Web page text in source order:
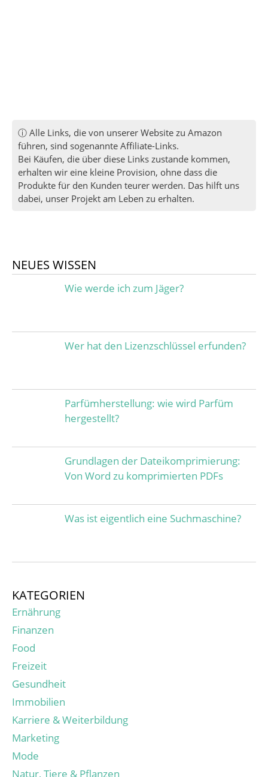
ⓘ Alle Links, die von unserer Website zu Amazon
führen, sind sogenannte Affiliate-Links.
Bei Käufen, die über diese Links zustande kommen,
erhalten wir eine kleine Provision, ohne dass die
Produkte für den Kunden teurer werden. Das hilft uns
dabei, unser Projekt am Leben zu erhalten.
NEUES WISSEN
Wie werde ich zum Jäger?
Wer hat den Lizenzschlüssel erfunden?
Parfümherstellung: wie wird Parfüm
hergestellt?
Grundlagen der Dateikomprimierung:
Von Word zu komprimierten PDFs
Was ist eigentlich eine Suchmaschine?
KATEGORIEN
Ernährung
Finanzen
Food
Freizeit
Gesundheit
Immobilien
Karriere & Weiterbildung
Marketing
Mode
Natur, Tiere & Pflanzen